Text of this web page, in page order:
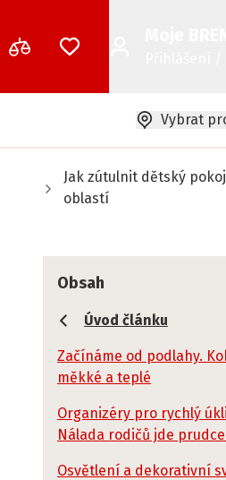
Vybrat
Jak zútulnit dětský
oblastí
Obsah
Úvod článku
Začínáme od podlahy.
měkké a teplé
Organizéry pro rychlý
Nálada rodičů jde
Osvětlení a dekorativní